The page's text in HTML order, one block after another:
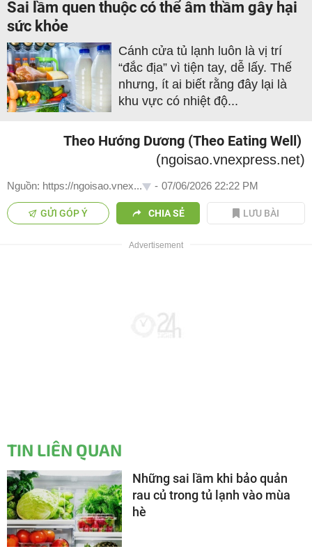
Sai lầm quen thuộc có thể âm thầm gây hại
sức khỏe
Cánh cửa tủ lạnh luôn là vị trí
“đắc địa” vì tiện tay, dễ lấy. Thế
nhưng, ít ai biết rằng đây lại là
khu vực có nhiệt độ...
Theo Hướng Dương (Theo Eating Well)
(ngoisao.vnexpress.net)
Nguồn: https://ngoisao.vnex... - 07/06/2026 22:22 PM
GỬI GÓP Ý CHIA SẺ LƯU BÀI
TIN LIÊN QUAN
Những sai lầm khi bảo quản
rau củ trong tủ lạnh vào mùa
hè